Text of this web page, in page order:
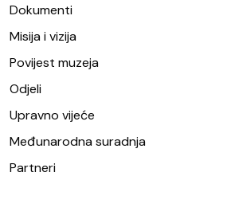
Dokumenti
Misija i vizija
Povijest muzeja
Odjeli
Upravno vijeće
Međunarodna suradnja
Partneri